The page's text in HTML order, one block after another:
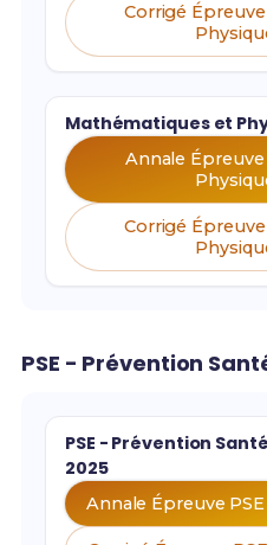
Corrigé
Mathématiques et
Annale
Corrigé
PSE - Prévention
PSE - Prévention
2025
Annale Épreuve